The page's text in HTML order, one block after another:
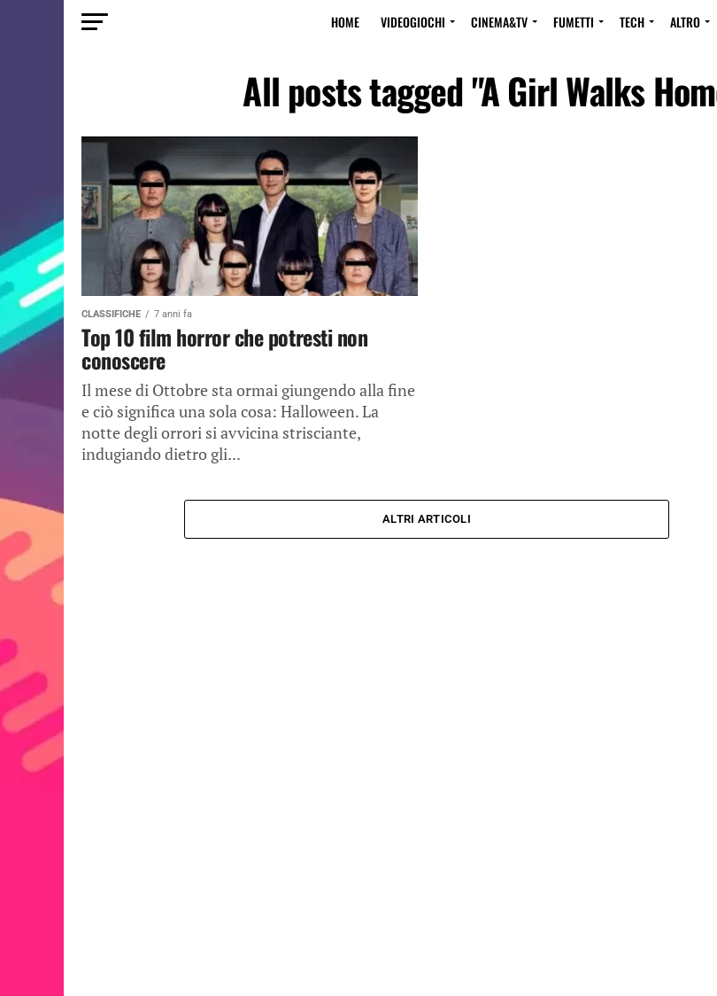
HOME VIDEOGIOCHI CINEMA&TV FUMETTI TECH ALTRO
All posts tagged "A Girl Walks
CLASSIFICHE 7 anni fa
Top 10 film horror che potresti non
conoscere
Il mese di Ottobre sta ormai giungendo alla fine
e ciò significa una sola cosa: Halloween. La
notte degli orrori si avvicina strisciante,
indugiando dietro gli...
ALTRI ARTICOLI